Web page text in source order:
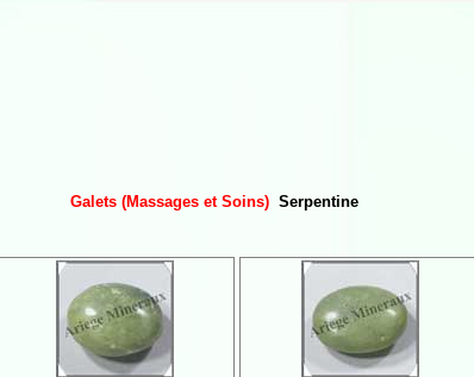
Galets (Massages et Soins) Serpentine